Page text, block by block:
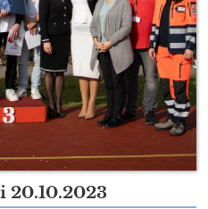
20.10.2023